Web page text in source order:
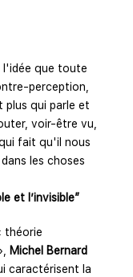
l'idée que toute
perception,
plus qui parle et
voir-être vu,
fait qu'il nous
les choses
et l’invisible”
théorie
Michel Bernard
caractérisent la